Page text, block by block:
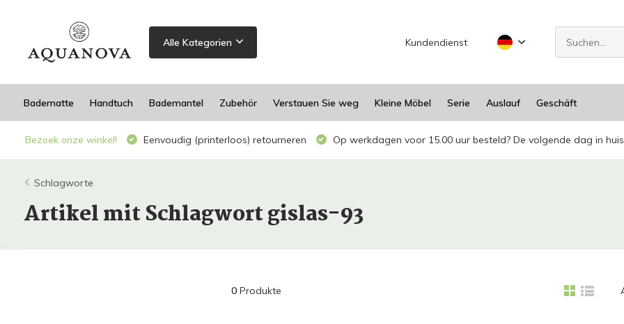
Alle Kategorien Kundendienst
Badematte Handtuch Bademantel Zubehör Verstauen Sie weg Kleine Möbel Serie Auslauf Geschäft
Bezoek onze winkel! Eenvoudig (printerloos) retourneren Op werkdagen voor 15.00 uur besteld? De volgende dag in
Schlagworte
Artikel mit Schlagwort gislas-93
0Produkte